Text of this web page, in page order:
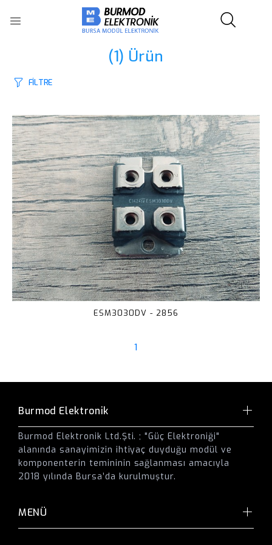
(1) Ürün
FİLTRE
ESM3030DV - 2856
1
Burmod Elektronik
Burmod Elektronik Ltd.Şti. ; "Güç Elektroniği"
alanında sanayimizin ihtiyaç duyduğu modül ve
komponenterin temininin sağlanması amacıyla
2018 yılında Bursa’da kurulmuştur.
MENÜ